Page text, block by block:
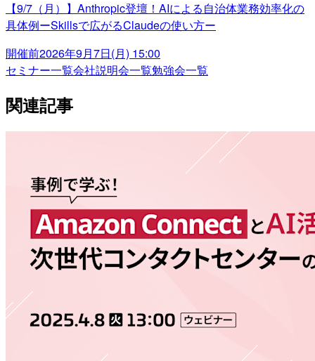
【9/7（月）】Anthropic登壇！AIによる自治体業務効率化の
具体例ーSkillsで広がるClaudeの使い方ー
開催前2026年9月7日(月) 15:00
セミナー一覧会社説明会一覧勉強会一覧
関連記事